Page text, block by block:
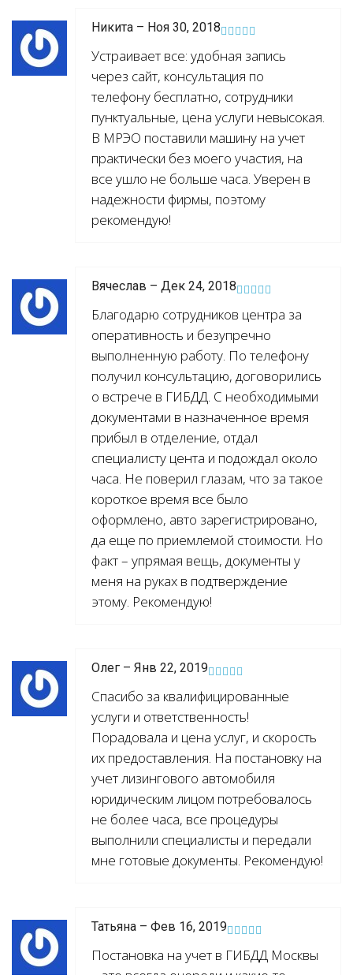
Никита – Ноя 30, 2018
Устраивает все: удобная запись
через сайт, консультация по
телефону бесплатно, сотрудники
пунктуальные, цена услуги невысокая.
В МРЭО поставили машину на учет
практически без моего участия, на
все ушло не больше часа. Уверен в
надежности фирмы, поэтому
рекомендую!
Вячеслав – Дек 24, 2018
Благодарю сотрудников центра за
оперативность и безупречно
выполненную работу. По телефону
получил консультацию, договорились
о встрече в ГИБДД. С необходимыми
документами в назначенное время
прибыл в отделение, отдал
специалисту цента и подождал около
часа. Не поверил глазам, что за такое
короткое время все было
оформлено, авто зарегистрировано,
да еще по приемлемой стоимости. Но
факт – упрямая вещь, документы у
меня на руках в подтверждение
этому. Рекомендую!
Олег – Янв 22, 2019
Спасибо за квалифицированные
услуги и ответственность!
Порадовала и цена услуг, и скорость
их предоставления. На постановку на
учет лизингового автомобиля
юридическим лицом потребовалось
не более часа, все процедуры
выполнили специалисты и передали
мне готовые документы. Рекомендую!
Татьяна – Фев 16, 2019
Постановка на учет в ГИБДД Москвы